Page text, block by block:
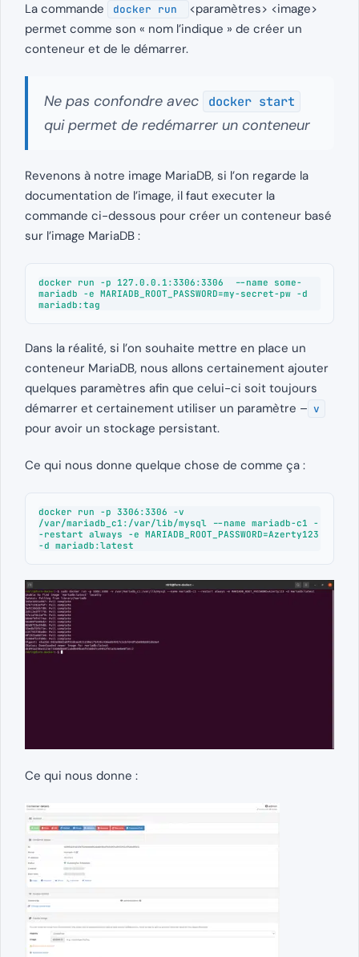
La commande docker run
<paramètres> <image>
permet comme son « nom l’indique » de créer un
conteneur et de le démarrer.
Ne pas confondre avec docker start
qui permet de redémarrer un conteneur
Revenons à notre image MariaDB, si l’on regarde la
documentation de l’image, il faut executer la
commande ci-dessous pour créer un conteneur basé
sur l’image MariaDB :
docker run -p 127.0.0.1:3306:3306  --name some-
mariadb -e MARIADB_ROOT_PASSWORD=my-secret-pw -d
mariadb:tag
Dans la réalité, si l’on souhaite mettre en place un
conteneur MariaDB, nous allons certainement ajouter
quelques paramètres afin que celui-ci soit toujours
démarrer et certainement utiliser un paramètre – v
pour avoir un stockage persistant.
Ce qui nous donne quelque chose de comme ça :
docker run -p 3306:3306 -v
/var/mariadb_c1:/var/lib/mysql --name mariadb-c1 -
-restart always -e MARIADB_ROOT_PASSWORD=Azerty123
Ce qui nous donne :